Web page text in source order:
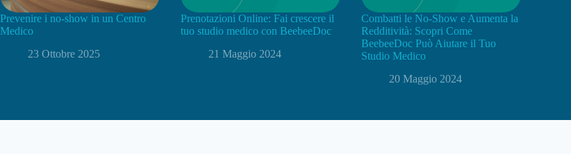
Prevenire i no-show in un Centro
Medico
23 Ottobre 2025
Prenotazioni Online: Fai crescere il
tuo studio medico con BeebeeDoc
21 Maggio 2024
Combatti le No-Show e Aumenta la
Redditività: Scopri Come
BeebeeDoc Può Aiutare il Tuo
Studio Medico
20 Maggio 2024